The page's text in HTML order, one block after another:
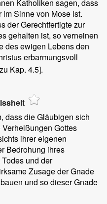
Katholiken sagen, dass
Sinne von Mose ist.
der Gerechtfertigte zur
gehalten ist, so verneinen
des ewigen Lebens den
erbarmungsvoll
Kap. 4.5].
dass die Gläubigen sich
Gottes
ihrer eigenen
Bedrohung ihres
und der
Zusage der Gnade
und so dieser Gnade